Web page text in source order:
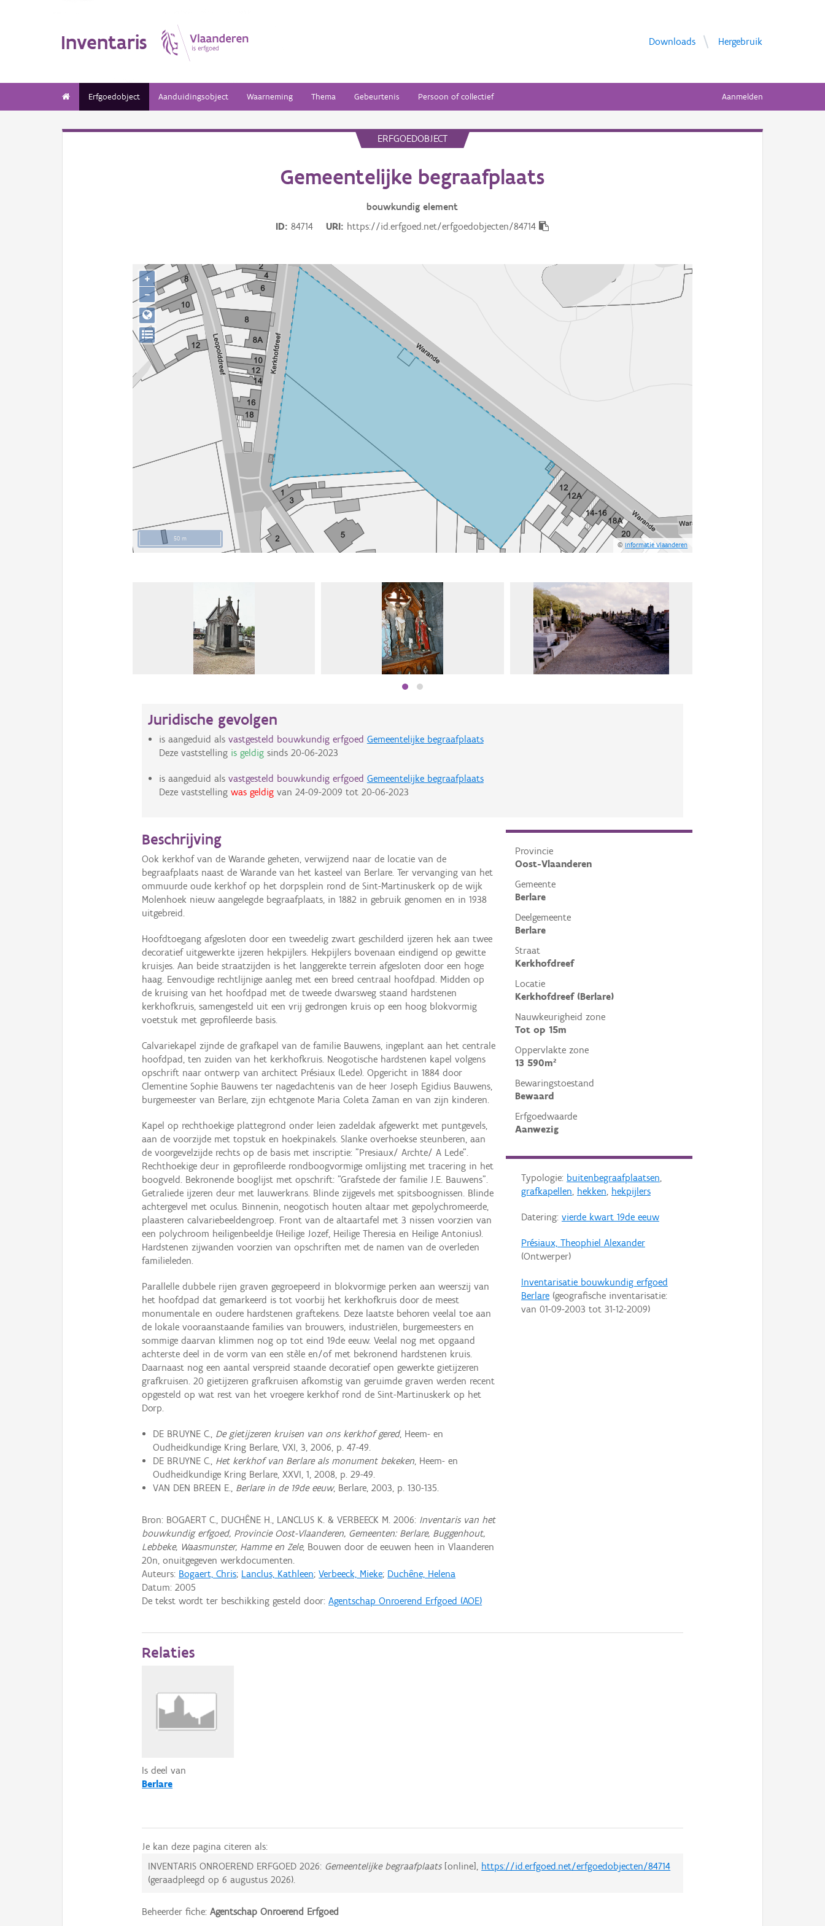
Inventaris Downloads Hergebruik
Erfgoedobject Aanduidingsobject Waarneming Thema Gebeurtenis Persoon of collectief Aanmelden
ERFGOEDOBJECT
Gemeentelijke begraafplaats
bouwkundig element
ID
84714 URI https://id.erfgoed.net/erfgoedobjecten/84714
50 m
©Informatie Vlaanderen
+
−
Juridische gevolgen
is aangeduid als vastgesteld bouwkundig erfgoed Gemeentelijke begraafplaats
Deze vaststelling is geldigsinds 20-06-2023
is aangeduid als vastgesteld bouwkundig erfgoed Gemeentelijke begraafplaats
Deze vaststelling was geldigvan 24-09-2009 tot 20-06-2023
Provincie
Oost-Vlaanderen
Gemeente
Berlare
Deelgemeente
Berlare
Straat
Kerkhofdreef
Locatie
Kerkhofdreef (Berlare)
Nauwkeurigheid zone
Tot op 15m
Oppervlakte zone
13 590m²
Bewaringstoestand
Bewaard
Erfgoedwaarde
Aanwezig
Typologie: buitenbegraafplaatsen,
grafkapellen, hekken, hekpijlers
Datering: vierde kwart 19de eeuw
Présiaux, Theophiel Alexander
(Ontwerper)
Inventarisatie bouwkundig erfgoed
Berlare(geografische inventarisatie:
van 01-09-2003 tot 31-12-2009)
Beschrijving
Ook kerkhof van de Warande geheten, verwijzend naar de locatie van de
begraafplaats naast de Warande van het kasteel van Berlare. Ter vervanging van het
ommuurde oude kerkhof op het dorpsplein rond de Sint-Martinuskerk op de wijk
Molenhoek nieuw aangelegde begraafplaats, in 1882 in gebruik genomen en in 1938
uitgebreid.
Hoofdtoegang afgesloten door een tweedelig zwart geschilderd ijzeren hek aan twee
decoratief uitgewerkte ijzeren hekpijlers. Hekpijlers bovenaan eindigend op gewitte
kruisjes. Aan beide straatzijden is het langgerekte terrein afgesloten door een hoge
haag. Eenvoudige rechtlijnige aanleg met een breed centraal hoofdpad. Midden op
de kruising van het hoofdpad met de tweede dwarsweg staand hardstenen
kerkhofkruis, samengesteld uit een vrij gedrongen kruis op een hoog blokvormig
voetstuk met geprofileerde basis.
Calvariekapel zijnde de grafkapel van de familie Bauwens, ingeplant aan het centrale
hoofdpad, ten zuiden van het kerkhofkruis. Neogotische hardstenen kapel volgens
opschrift naar ontwerp van architect Présiaux (Lede). Opgericht in 1884 door
Clementine Sophie Bauwens ter nagedachtenis van de heer Joseph Egidius Bauwens,
burgemeester van Berlare, zijn echtgenote Maria Coleta Zaman en van zijn kinderen.
Kapel op rechthoekige plattegrond onder leien zadeldak afgewerkt met puntgevels,
aan de voorzijde met topstuk en hoekpinakels. Slanke overhoekse steunberen, aan
de voorgevelzijde rechts op de basis met inscriptie: "Presiaux/ Archte/ A Lede".
Rechthoekige deur in geprofileerde rondboogvormige omlijsting met tracering in het
boogveld. Bekronende booglijst met opschrift: "Grafstede der familie J.E. Bauwens".
Getraliede ijzeren deur met lauwerkrans. Blinde zijgevels met spitsboognissen. Blinde
achtergevel met oculus. Binnenin, neogotisch houten altaar met gepolychromeerde,
plaasteren calvariebeeldengroep. Front van de altaartafel met 3 nissen voorzien van
een polychroom heiligenbeeldje (Heilige Jozef, Heilige Theresia en Heilige Antonius).
Hardstenen zijwanden voorzien van opschriften met de namen van de overleden
familieleden.
Parallelle dubbele rijen graven gegroepeerd in blokvormige perken aan weerszij van
het hoofdpad dat gemarkeerd is tot voorbij het kerkhofkruis door de meest
monumentale en oudere hardstenen graftekens. Deze laatste behoren veelal toe aan
de lokale vooraanstaande families van brouwers, industriëlen, burgemeesters en
sommige daarvan klimmen nog op tot eind 19de eeuw. Veelal nog met opgaand
achterste deel in de vorm van een stèle en/of met bekronend hardstenen kruis.
Daarnaast nog een aantal verspreid staande decoratief open gewerkte gietijzeren
grafkruisen. 20 gietijzeren grafkruisen afkomstig van geruimde graven werden recent
opgesteld op wat rest van het vroegere kerkhof rond de Sint-Martinuskerk op het
Dorp.
DE BRUYNE C., De gietijzeren kruisen van ons kerkhof gered, Heem- en
Oudheidkundige Kring Berlare, VXI, 3, 2006, p. 47-49.
DE BRUYNE C., Het kerkhof van Berlare als monument bekeken, Heem- en
Oudheidkundige Kring Berlare, XXVI, 1, 2008, p. 29-49.
VAN DEN BREEN E., Berlare in de 19de eeuw, Berlare, 2003, p. 130-135.
Bron: BOGAERT C., DUCHÊNE H., LANCLUS K. & VERBEECK M. 2006: Inventaris van het
bouwkundig erfgoed, Provincie Oost-Vlaanderen, Gemeenten: Berlare, Buggenhout,
Lebbeke, Waasmunster, Hamme en Zele, Bouwen door de eeuwen heen in Vlaanderen
20n, onuitgegeven werkdocumenten.
Auteurs: Bogaert, Chris; Lanclus, Kathleen;Verbeeck, Mieke; Duchêne, Helena
Datum:2005
De tekst wordt ter beschikking gesteld door:Agentschap Onroerend Erfgoed (AOE)
Relaties
Is deel van
Berlare
Je kan deze pagina citeren als:
INVENTARIS ONROEREND ERFGOED 2026: Gemeentelijke begraafplaats[online], https://id.erfgoed.net/erfgoedobjecten/84714
(geraadpleegd op6 augustus 2026).
Beheerder fiche:Agentschap Onroerend Erfgoed